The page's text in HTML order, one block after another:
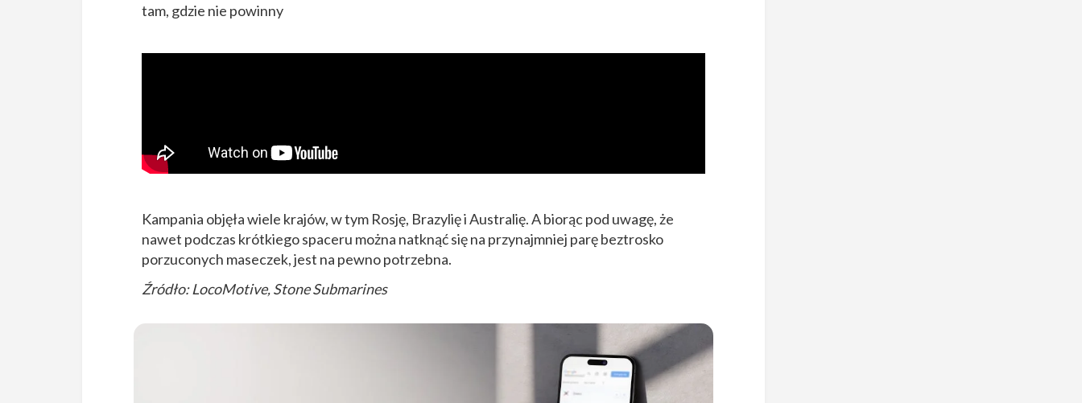
tam, gdzie nie powinny
Kampania objęła wiele krajów, w tym Rosję, Brazylię i Australię. A biorąc pod uwagę, że
nawet podczas krótkiego spaceru można natknąć się na przynajmniej parę beztrosko
porzuconych maseczek, jest na pewno potrzebna.
Źródło: LocoMotive, Stone Submarines